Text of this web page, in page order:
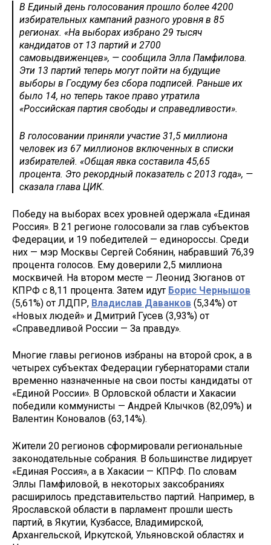
В Единый день голосования прошло более 4200
избирательных кампаний разного уровня в 85
регионах. «На выборах избрано 29 тысяч
кандидатов от 13 партий и 2700
самовыдвиженцев», — сообщила Элла Памфилова.
Эти 13 партий теперь могут пойти на будущие
выборы в Госдуму без сбора подписей. Раньше их
было 14, но теперь такое право утратила
«Российская партия свободы и справедливости».
В голосовании приняли участие 31,5 миллиона
человек из 67 миллионов включенных в списки
избирателей. «Общая явка составила 45,65
процента. Это рекордный показатель с 2013 года», —
сказала глава ЦИК.
Победу на выборах всех уровней одержала «Единая
Россия». В 21 регионе голосовали за глав субъектов
Федерации, и 19 победителей — единороссы. Среди
них — мэр Москвы Сергей Собянин, набравший 76,39
процента голосов. Ему доверили 2,5 миллиона
москвичей. На втором месте — Леонид Зюганов от
КПРФ с 8,11 процента. Затем идут Борис Чернышов
(5,61%) от ЛДПР, Владислав Даванков (5,34%) от
«Новых людей» и Дмитрий Гусев (3,93%) от
«Справедливой России — За правду».
Многие главы регионов избраны на второй срок, а в
четырех субъектах Федерации губернаторами стали
временно назначенные на свои посты кандидаты от
«Единой России». В Орловской области и Хакасии
победили коммунисты — Андрей Клычков (82,09%) и
Валентин Коновалов (63,14%).
Жители 20 регионов сформировали региональные
законодательные собрания. В большинстве лидирует
«Единая Россия», а в Хакасии — КПРФ. По словам
Эллы Памфиловой, в некоторых заксобраниях
расширилось представительство партий. Например, в
Ярославской области в парламент прошли шесть
партий, в Якутии, Кузбассе, Владимирской,
Архангельской, Иркутской, Ульяновской областях и